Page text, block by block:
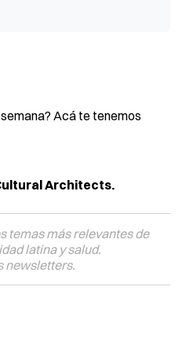
Acá te tenemos
Architects.
temas más relevantes de
latina y salud.
newsletters.